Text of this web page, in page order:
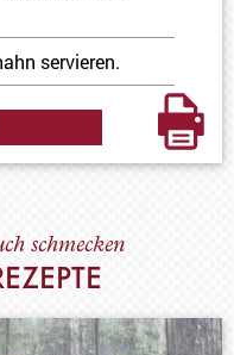
servieren.
schmecken